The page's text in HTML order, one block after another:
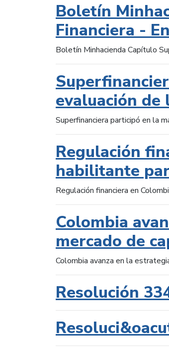
Boletín
Financiera -
Boletín Minhacienda Capítulo
evaluación de
Superfinanciera participó en la
Regulación
habilitante
Regulación financiera en
Colombia
mercado de
Colombia avanza en la
Resolución